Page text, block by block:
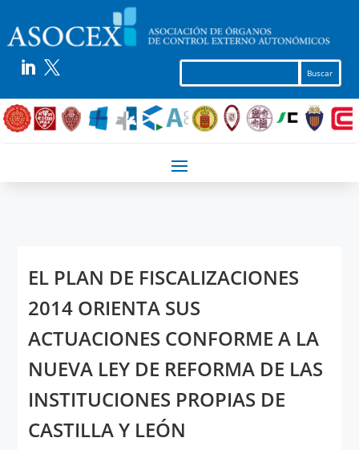
 
EL PLAN DE FISCALIZACIONES
2014 ORIENTA SUS
ACTUACIONES CONFORME A LA
NUEVA LEY DE REFORMA DE LAS
INSTITUCIONES PROPIAS DE
CASTILLA Y LEÓN